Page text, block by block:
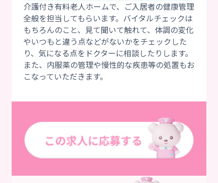
介護付き有料老人ホームで、ご入居者の健康管理
全般を担当してもらいます。バイタルチェックは
もちろんのこと、見て聞いて触れて、体調の変化
やいつもと違う点などがないかをチェックした
り、気になる点をドクターに相談したりします。
また、内服薬の管理や慢性的な疾患等の処置もお